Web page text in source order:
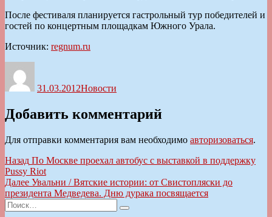
После фестиваля планируется гастрольный тур победителей и
гостей по концертным площадкам Южного Урала.
Источник: regnum.ru
31.03.2012Новости
Добавить комментарий
Для отправки комментария вам необходимо авторизоваться.
Навигация
по
записям
Назад Предыдущая
запись:
По Москве проехал автобус с выставкой в поддержку
Pussy Riot
Далее Следующая
запись:
Увальни / Вятские истории: от Свистопляски до
президента Медведева. Дню дурака посвящается
Искать:
Поиск